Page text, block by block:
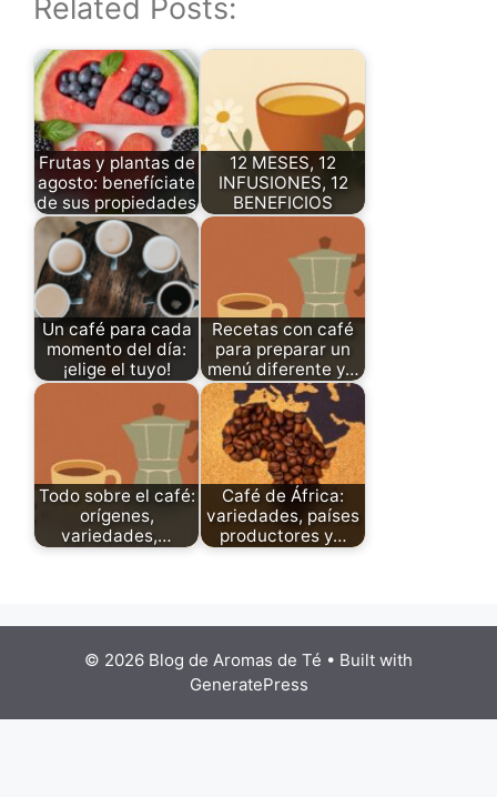
Related Posts:
Frutas y plantas de
agosto: benefíciate
de sus propiedades
12 MESES, 12
INFUSIONES, 12
BENEFICIOS
Un café para cada
momento del día:
¡elige el tuyo!
Recetas con café
para preparar un
menú diferente y…
Todo sobre el café:
orígenes,
variedades,…
Café de África:
variedades, países
productores y…
© 2026 Blog de Aromas de Té • Built with
GeneratePress